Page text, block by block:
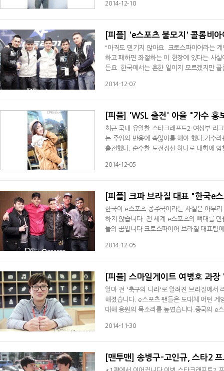
2014-12-10
[피플] 'e스포츠 불모지' 콜롬비
"아직도 믿기지 않아요. 크로스파이어라는
하고 패하면 좌절하는 이 현장에 있다는 사
든요. 한국에서는 흔한 일이지 모르겠지만
2014-12-07
[피플] 'WSL 출전' 아율 "가수 홍
최근 국내 유일한 스타크래프트2 여성부 리
는 주위의 반응에 속앓이를 해야 했다.가수
출전했다. 순수한 도전정신 하나로 대회에
다."솔직히 대회에 참가한다고 했을 때 반대
2014-12-05
[피플] 크파 브라질 대표 "한국e
한국이 e스포츠 종주국이라는 사실은 아무
하지 않습니다. 전 세계 e스포츠의 뼈대를
들의 꿈입니다.크로스파이어 브라질 대표팀
2014-12-05
[피플] 스마일게이트 여병호 과
얼마 전 '축구의 나라'로 알려진 브라질에서
해졌습니다. e스포츠 팬들은 도대체 어떤 게
대해 응원의 목소리를 높였습니다.중국의 e
2014-11-30
[맨투맨] 송병구-고인규, 스타2